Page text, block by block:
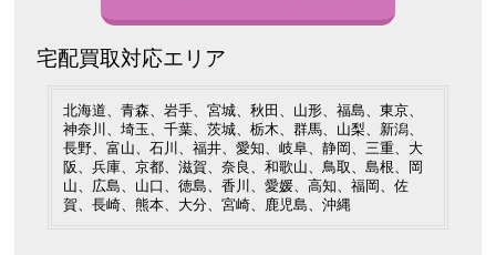
宅配買取対応エリア
北海道、青森、岩手、宮城、秋田、山形、福島、東京、
神奈川、埼玉、千葉、茨城、栃木、群馬、山梨、新潟、
長野、富山、石川、福井、愛知、岐阜、静岡、三重、大
阪、兵庫、京都、滋賀、奈良、和歌山、鳥取、島根、岡
山、広島、山口、徳島、香川、愛媛、高知、福岡、佐
賀、長崎、熊本、大分、宮崎、鹿児島、沖縄